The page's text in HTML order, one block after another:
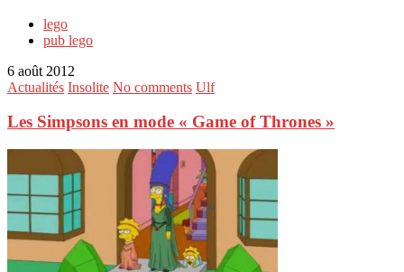
lego
pub lego
6 août 2012
Actualités Insolite No comments Ulf
Les Simpsons en mode « Game of Thrones »